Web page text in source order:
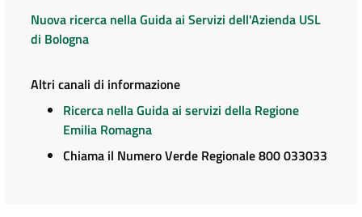
Nuova ricerca nella Guida ai Servizi dell'Azienda USL
di Bologna
Altri canali di informazione
Ricerca nella Guida ai servizi della Regione
Emilia Romagna
Chiama il Numero Verde Regionale 800 033033